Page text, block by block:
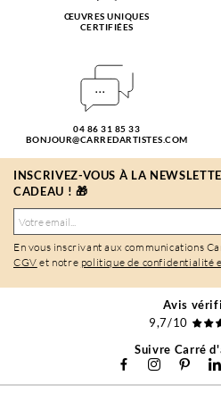
ŒUVRES UNIQUES
CERTIFIÉES
04 86 31 85 33
BONJOUR@CARREDARTISTES.COM
INSCRIVEZ-VOUS À LA
CADEAU ! 🎁
En vous inscrivant aux communications
CGV et notre politique de confidentialité
Avis
9,7/10
Suivre Carré